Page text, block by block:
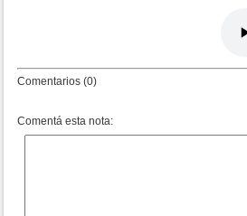
Comentarios (0)
Comentá esta nota: